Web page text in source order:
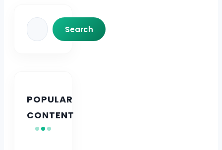
Search
Search
POPULAR
CONTENT